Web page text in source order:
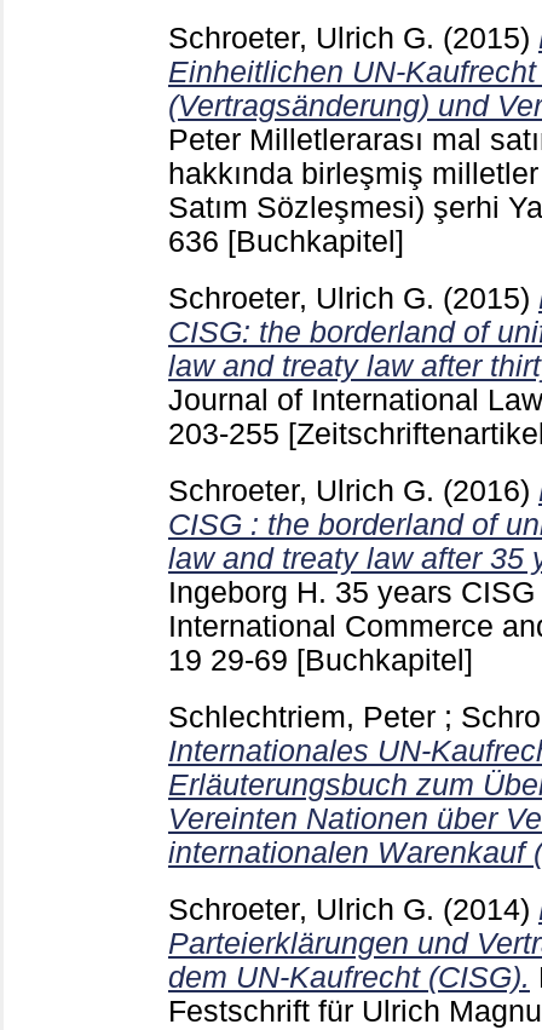
Schroeter, Ulrich G. (2015)
Einheitlichen UN-
(Vertragsänderung) und
Peter Milletlerarası mal
hakkında birleşmiş
Satım Sözleşmesi) şerhi
636 [Buchkapitel]
Schroeter, Ulrich G. (2015)
CISG: the borderland of
law and treaty law after
Journal of International
203-255
Schroeter, Ulrich G. (2016)
CISG : the borderland of
law and treaty law after 35
Ingeborg H. 35 years
International Commerce
19 29-69 [Buchkapitel]
Schlechtriem, Peter ;
Internationales UN-
Erläuterungsbuch zum
Vereinten Nationen über
internationalen Warenkauf
Schroeter, Ulrich G. (2014)
Parteierklärungen und
dem UN-Kaufrecht (CISG).
Festschrift für Ulrich